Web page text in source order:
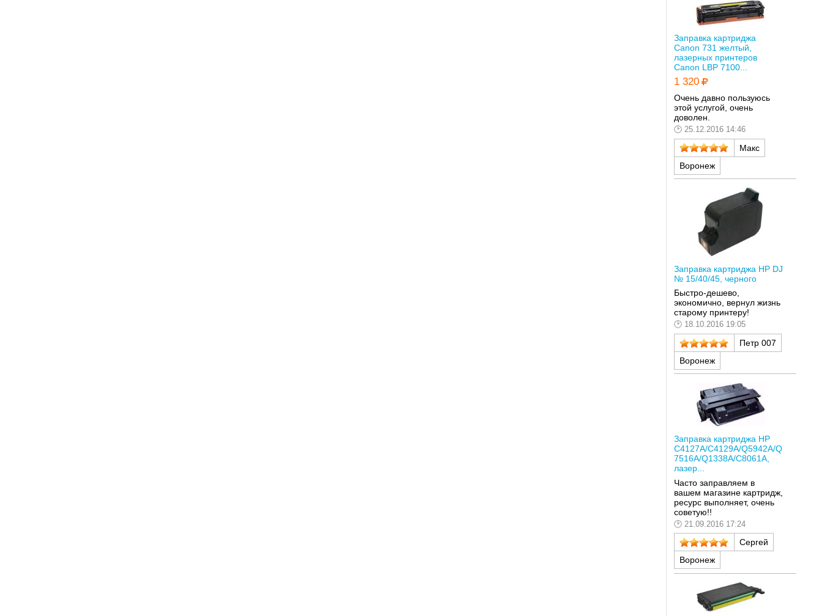
Заправка картриджа
Canon 731 желтый,
лазерных принтеров
Canon LBP 7100...
1 320
Очень давно пользуюсь
этой услугой, очень
доволен.
25.12.2016 14:46
Макс
Воронеж
Заправка картриджа HP DJ
№ 15/40/45, черного
Быстро-дешево,
экономично, вернул жизнь
старому принтеру!
18.10.2016 19:05
Петр 007
Воронеж
Заправка картриджа HP
C4127A/C4129A/Q5942A/Q
7516A/Q1338A/C8061A,
лазер...
Часто заправляем в
вашем магазине картридж,
ресурс выполняет, очень
советую!!
21.09.2016 17:24
Сергей
Воронеж